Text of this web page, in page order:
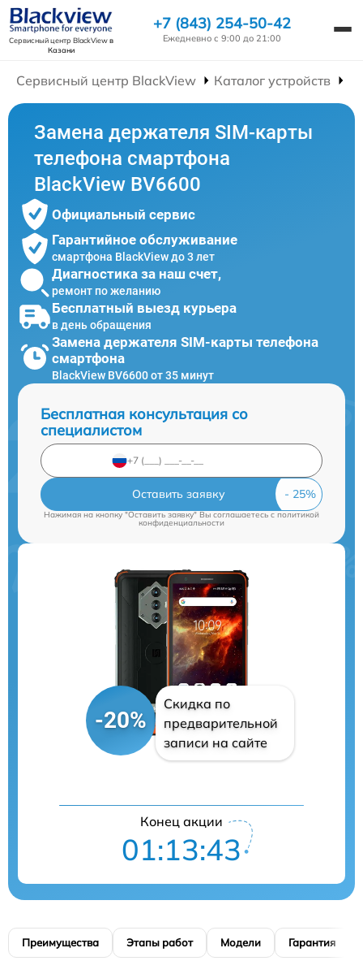
Сервисный центр BlackViewв
Казани
+7 (843) 254-50-42
Ежедневно с 9:00 до 21:00
Сервисный центр BlackView Каталог устройств
Замена держателя SIM-карты
телефона смартфона
BlackView BV6600
Официальный сервис
Гарантийное обслуживание
смартфона BlackView до 3 лет
Диагностика за наш счет,
ремонт по желанию
Бесплатный выезд курьера
в день обращения
Замена держателя SIM-карты телефона
смартфона
BlackView BV6600 от 35 минут
Бесплатная консультация со
специалистом
Оставить заявку
Нажимая на кнопку "Оставить заявку" Вы соглашаетесь cполитикой
конфиденциальности
-20%
Скидка по
предварительной
записи на сайте
Конец акции
01:13:42
Преимущества Этапы работ Модели Гарантия